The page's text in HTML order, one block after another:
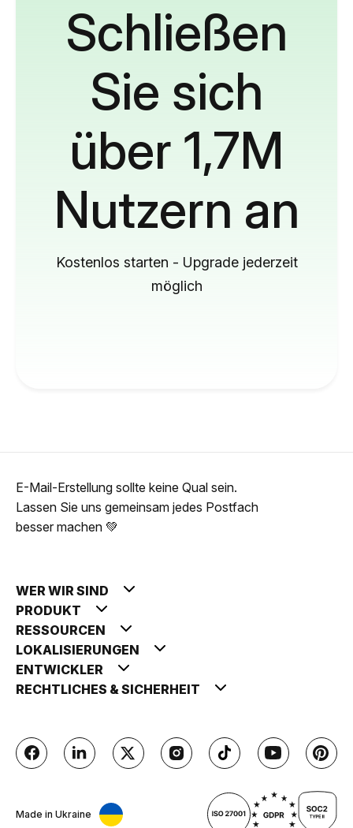
Schließen
Sie sich
über 1,7M
Nutzern an
Kostenlos starten - Upgrade jederzeit
möglich
E-Mail-Erstellung sollte keine Qual sein.
Lassen Sie uns gemeinsam jedes Postfach
besser machen 💚
WER WIR SIND
PRODUKT
RESSOURCEN
LOKALISIERUNGEN
ENTWICKLER
RECHTLICHES & SICHERHEIT
Made in Ukraine